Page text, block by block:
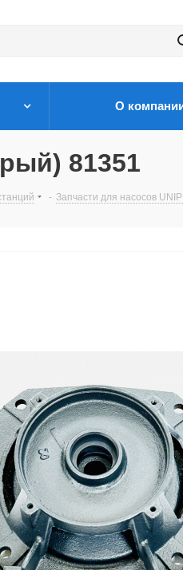
О
81351
- Запчасти для насосов